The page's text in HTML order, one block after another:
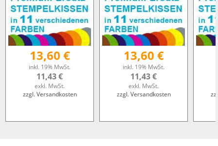
13,60 €
inkl. 19% MwSt.
11,43 €
exkl. MwSt.
zzgl. Versandkosten
13,60 €
inkl. 19% MwSt.
11,43 €
exkl. MwSt.
zzgl. Versandkosten